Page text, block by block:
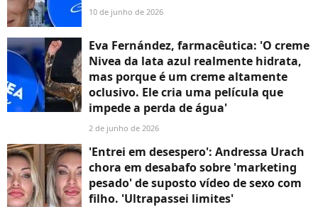
10 de junho de 2026
Eva Fernández, farmacêutica: 'O creme
Nivea da lata azul realmente hidrata,
mas porque é um creme altamente
oclusivo. Ele cria uma película que
impede a perda de água'
2 de junho de 2026
'Entrei em desespero': Andressa Urach
chora em desabafo sobre 'marketing
pesado' de suposto vídeo de sexo com
filho. 'Ultrapassei limites'